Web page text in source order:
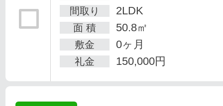
間取り
2LDK
面 積 50.8㎡
敷金 0ヶ月
礼金 150,000円